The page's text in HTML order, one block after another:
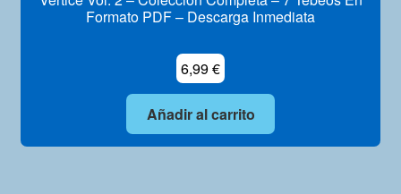
Formato PDF – Descarga Inmediata
6,99€
Añadir al carrito